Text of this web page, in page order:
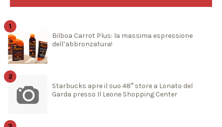
Bilboa Carrot Plus: la massima espressione
dell’abbronzatura!
Starbucks apre il suo 48° store a Lonato del
Garda presso Il Leone Shopping Center